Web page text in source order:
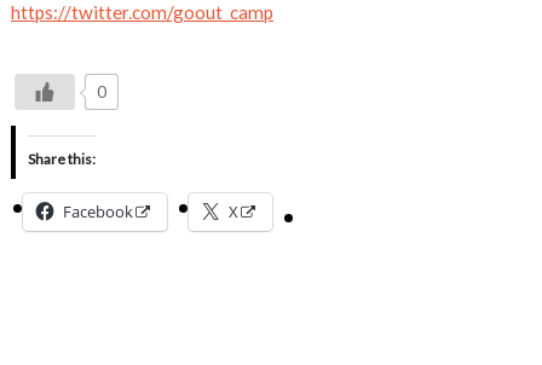
https://twitter.com/goout_camp
0
Share this:
Facebook X